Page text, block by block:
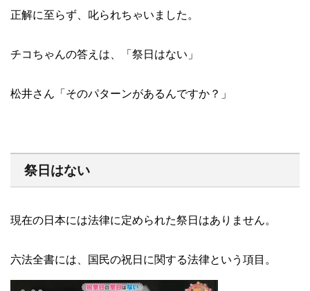
正解に至らず、叱られちゃいました。
チコちゃんの答えは、「祭日はない」
松井さん「そのパターンがあるんですか？」
祭日はない
現在の日本には法律に定められた祭日はありません。
六法全書には、国民の祝日に関する法律という項目。